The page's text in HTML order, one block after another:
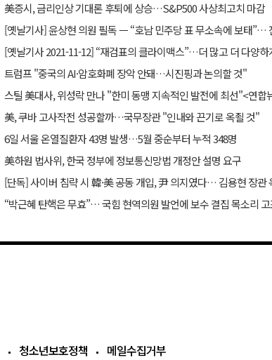
美증시, 금리인상 기대론 후퇴에 상승…S&P500 사상최고치 마감
트럼프 "중국의 AI·암호화폐 장악 안돼…시진핑과 논의할 것"
스틸 美대사, 위성락 만나 "한미 동맹 지속적인 발전에 최선"<연합
美, 쿠바 고사작전 성공할까…국무장관 "인내와 끈기로 옥죌 것"
6일 서울 온열질환자 43명 발생…5월 중순부터 누적 348명
美하원 법사위, 한국 정부에 정보통신망법 개정안 설명 요구
“박근혜 탄핵은 무효”… 국힘 현역의원 발언에 보수 결집 목소리
청소년보호정책 메일수집거부